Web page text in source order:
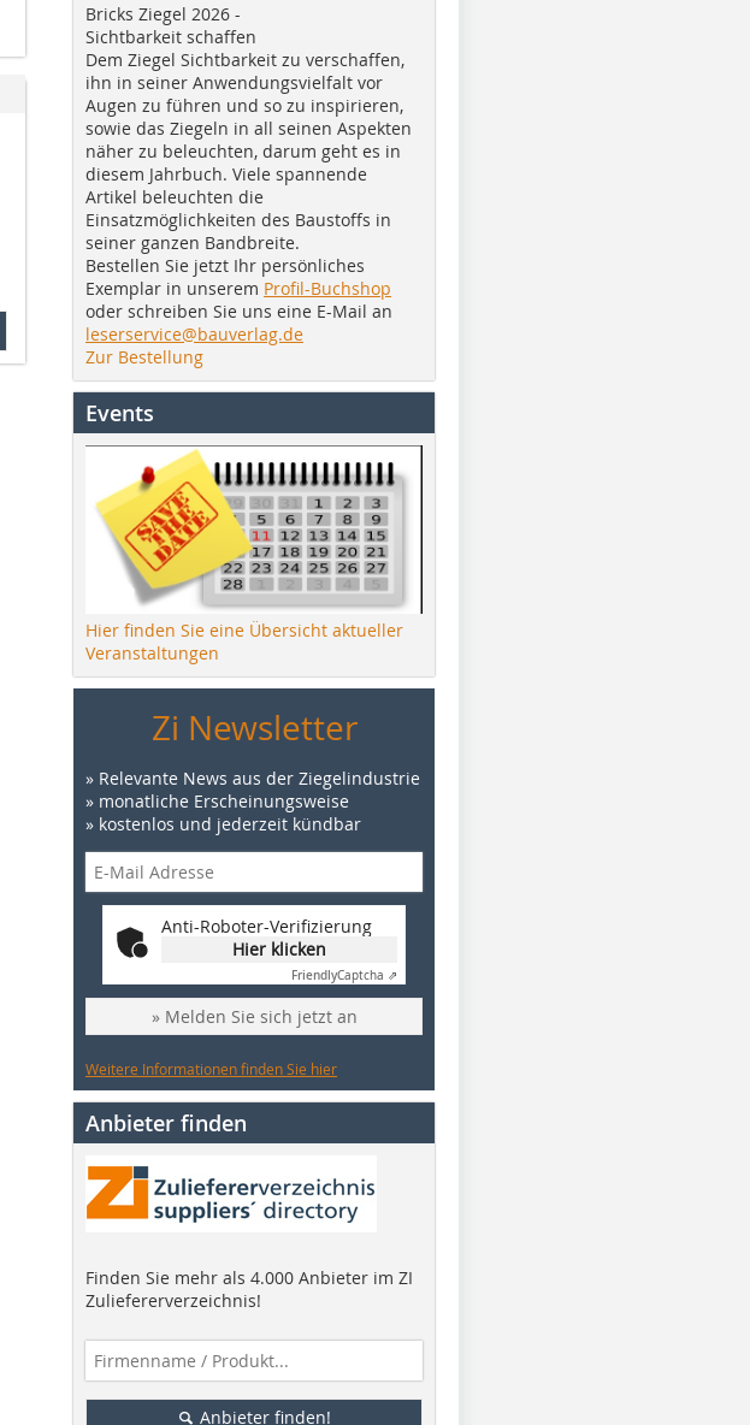
Bricks Ziegel 2026 -
Sichtbarkeit schaffen
Dem Ziegel Sichtbarkeit zu verschaffen,
ihn in seiner Anwendungsvielfalt vor
Augen zu führen und so zu inspirieren,
sowie das Ziegeln in all seinen Aspekten
näher zu beleuchten, darum geht es in
diesem Jahrbuch. Viele spannende
Artikel beleuchten die
Einsatzmöglichkeiten des Baustoffs in
seiner ganzen Bandbreite.
Bestellen Sie jetzt Ihr persönliches
Exemplar in unserem Profil-Buchshop
oder schreiben Sie uns eine E-Mail an
leserservice@bauverlag.de
Zur Bestellung
Events
Hier finden Sie eine Übersicht aktueller
Veranstaltungen
Zi Newsletter
» Relevante News aus der Ziegelindustrie
» monatliche Erscheinungsweise
» kostenlos und jederzeit kündbar
Anti-Roboter-Verifizierung
Hier klicken
FriendlyCaptcha ⇗
» Melden Sie sich jetzt an
Weitere Informationen finden Sie hier
Anbieter finden
Finden Sie mehr als 4.000 Anbieter im ZI
Zuliefererverzeichnis!
Anbieter finden!